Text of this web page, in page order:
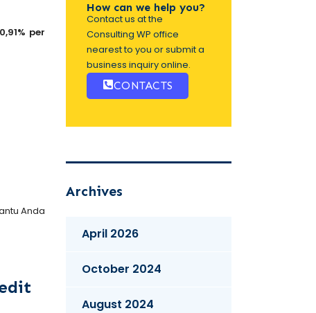
0,91% per
Anda
How can we help you?
Contact us at the
Consulting WP office
nearest to you or submit a
business inquiry online.
CONTACTS
Archives
April 2026
October 2024
August 2024